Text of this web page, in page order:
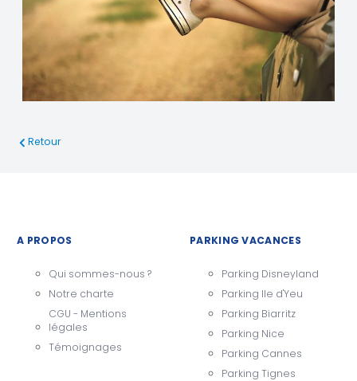
Retour
A PROPOS
Qui sommes-nous ?
Notre charte
CGU - Mentions
légales
Témoignages
PARKING VACANCES
Parking Disneyland
Parking Ile d'Yeu
Parking Biarritz
Parking Nice
Parking Cannes
Parking Tignes